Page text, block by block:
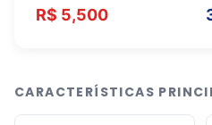
R$ 5,500
CARACTERÍSTICAS